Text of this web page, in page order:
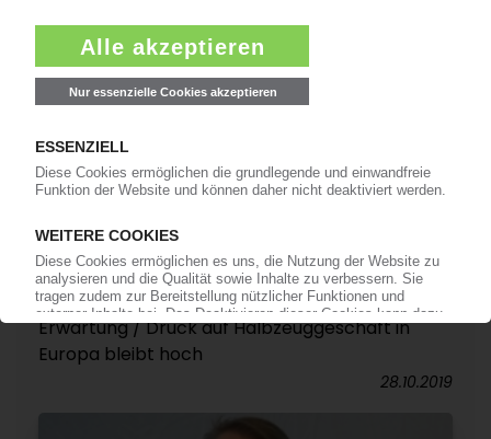
SIMONA
Ergebnis bislang eher am unteren Rand der
Erwartung / Druck auf Halbzeuggeschäft in
Europa bleibt hoch
28.10.2019